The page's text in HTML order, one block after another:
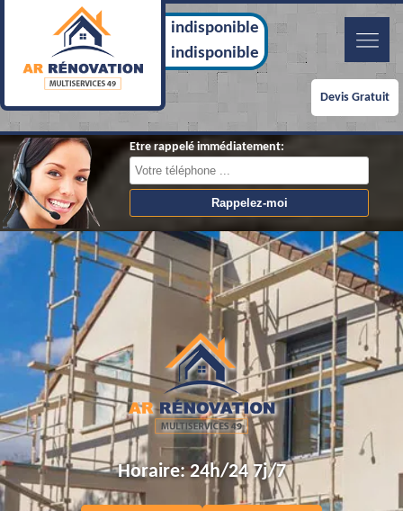
indisponible
indisponible
Devis Gratuit
Etre rappelé immédiatement:
Horaire: 24h/24 7j/7